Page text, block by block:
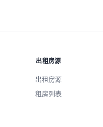
出租房源
出租房源
租房列表